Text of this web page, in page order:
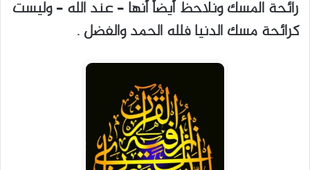
رائحة المسك ونلاحظ أيضاً أنها – عند الله – وليست
كرائحة مسك الدنيا فلله الحمد والفضل .